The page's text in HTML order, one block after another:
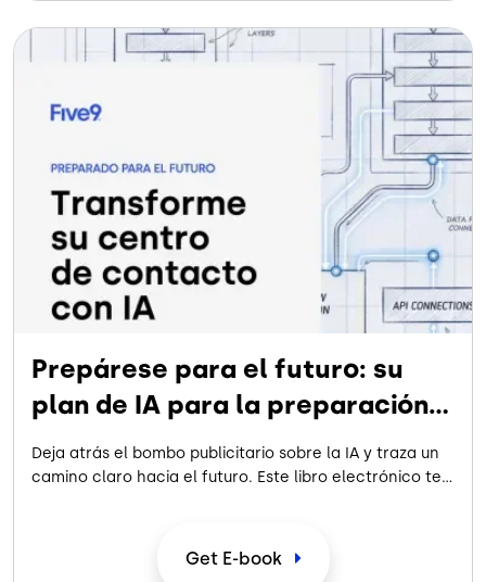
Prepárese para el futuro: su
plan de IA para la preparación
del centro de contacto
Deja atrás el bombo publicitario sobre la IA y traza un
camino claro hacia el futuro. Este libro electrónico te
la transformación de la IA, de modo que puedas
Get E-book